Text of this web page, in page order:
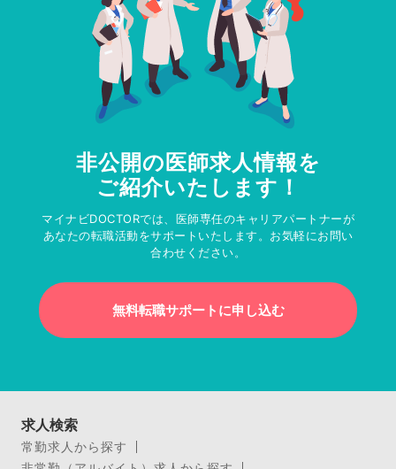
非公開の医師求人情報を
ご紹介いたします！
マイナビDOCTORでは、医師専任のキャリアパートナーが
あなたの転職活動をサポートいたします。お気軽にお問い
合わせください。
無料転職サポートに申し込む
求人検索
常勤求人から探す